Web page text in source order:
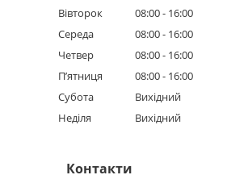
Вівторок
08:00
16:00
Середа
08:00
16:00
Четвер
08:00
16:00
Пʼятниця
08:00
16:00
Субота
Вихідний
Неділя
Вихідний
Контакти